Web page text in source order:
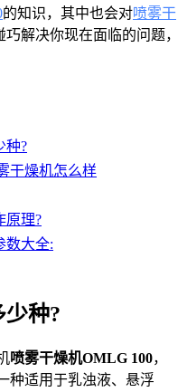
的知识，其中也会对喷雾干
解决你现在面临的问题，
种?
干燥机怎么样
原理?
数大全:
种?
喷雾干燥机OMLG 100，
种适用于乳浊液、悬浮